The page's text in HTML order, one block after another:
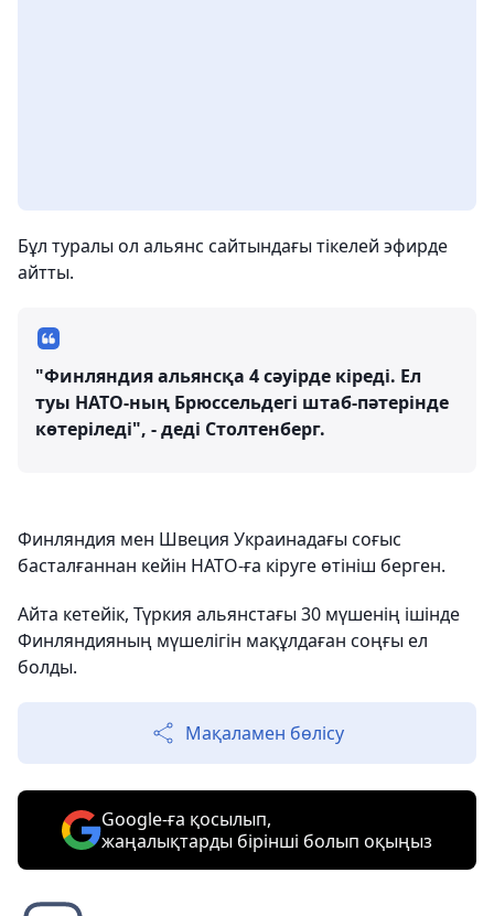
Бұл туралы ол альянс сайтындағы тікелей эфирде
айтты.
"Финляндия альянсқа 4 сәуірде кіреді. Ел
туы НАТО-ның Брюссельдегі штаб-пәтерінде
көтеріледі", - деді Столтенберг.
Финляндия мен Швеция Украинадағы соғыс
басталғаннан кейін НАТО-ға кіруге өтініш берген.
Айта кетейік, Түркия альянстағы 30 мүшенің ішінде
Финляндияның мүшелігін мақұлдаған соңғы ел
болды.
Мақаламен бөлісу
Google-ға қосылып,
жаңалықтарды бірінші болып оқыңыз